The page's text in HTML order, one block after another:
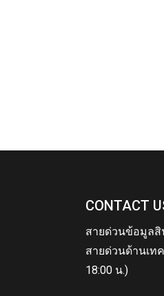
CONTACT
สายด่วนข้อมูลสิ
สายด่วนด้านเท
18:00 น.)